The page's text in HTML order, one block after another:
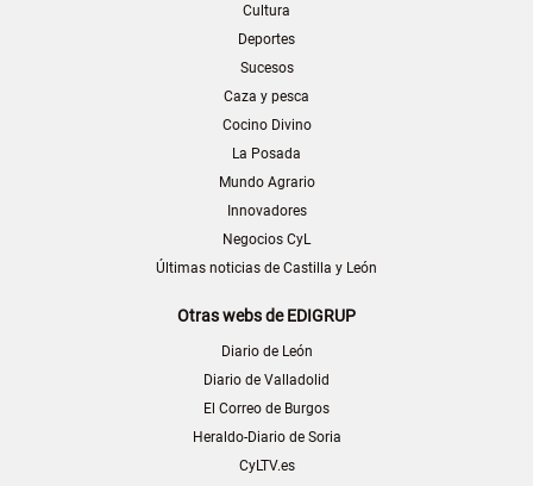
Cultura
Deportes
Sucesos
Caza y pesca
Cocino Divino
La Posada
Mundo Agrario
Innovadores
Negocios CyL
Últimas noticias de Castilla y León
Otras webs de EDIGRUP
Diario de León
Diario de Valladolid
El Correo de Burgos
Heraldo-Diario de Soria
CyLTV.es